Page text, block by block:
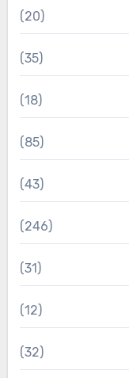
(20)
(35)
(18)
(85)
(43)
(246)
(31)
(12)
(32)